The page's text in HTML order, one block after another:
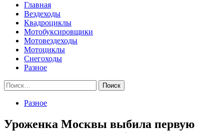
Главная
Вездеходы
Квадроциклы
Мотобуксировщики
Мотовездеходы
Мотоциклы
Снегоходы
Разное
Найти:
Разное
Уроженка Москвы выбила первую